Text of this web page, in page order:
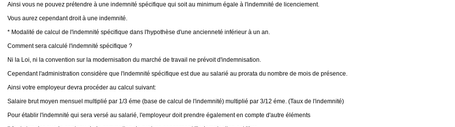
Ainsi vous ne pouvez prétendre à une indemnité spécifique qui soit au minimum égale à l'indemnité de licenciement.
Vous aurez cependant droit à une indemnité.
* Modalité de calcul de l'indemnité spécifique dans l'hypothèse d'une ancienneté inférieur à un an.
Comment sera calculé l'indemnité spécifique ?
Ni la Loi, ni la convention sur la modernisation du marché de travail ne prévoit d'indemnisation.
Cependant l'administration considère que l'indemnité spécifique est due au salarié au prorata du nombre de mois de présence.
Ainsi votre employeur devra procéder au calcul suivant:
Salaire brut moyen mensuel multiplié par 1/3 éme (base de calcul de l'indemnité) multiplié par 3/12 éme. (Taux de l'indemnité)
Pour établir l'indemnité qui sera versé au salarié, l'employeur doit prendre également en compte d'autre éléments